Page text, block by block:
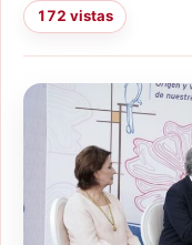
172 vistas